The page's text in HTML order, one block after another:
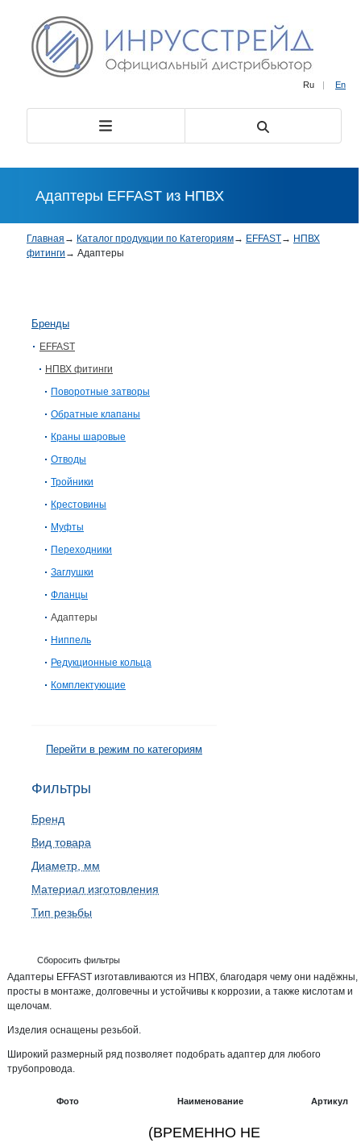
Ru | En
Адаптеры EFFAST из НПВХ
Главная → Каталог продукции по Категориям→ EFFAST→ НПВХ
фитинги → Адаптеры
Бренды
EFFAST
НПВХ фитинги
Поворотные затворы
Обратные клапаны
Краны шаровые
Отводы
Тройники
Крестовины
Муфты
Переходники
Заглушки
Фланцы
Адаптеры
Ниппель
Редукционные кольца
Комплектующие
Перейти в режим по категориям
Фильтры
Бренд
Вид товара
Диаметр, мм
Материал изготовления
Тип резьбы
Сборосить фильтры
Адаптеры EFFAST изготавливаются из НПВХ, благодаря чему они надёжны,
просты в монтаже, долговечны и устойчивы к коррозии, а также кислотам и
щелочам.
Изделия оснащены резьбой.
Широкий размерный ряд позволяет подобрать адаптер для любого
трубопровода.
Фото Наименование Артикул
(ВРЕМЕННО НЕ